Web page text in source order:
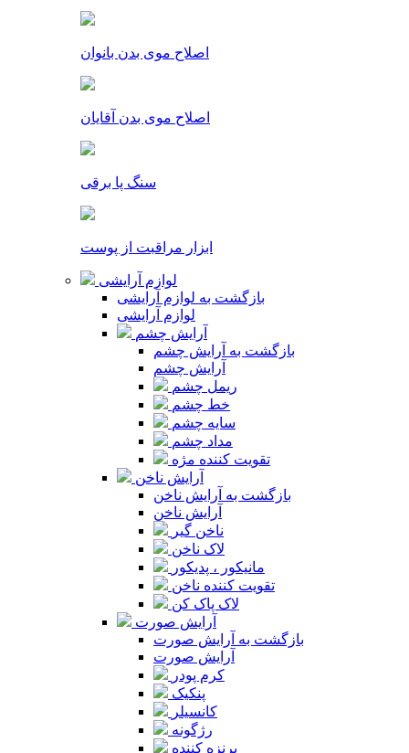
اصلاح موی بدن بانوان
اصلاح موی بدن آقایان
سنگ پا برقی
ابزار مراقبت از پوست
لوازم آرایشی
بازگشت به لوازم آرایشی
لوازم آرایشی
آرایش چشم
بازگشت به آرایش چشم
آرایش چشم
ریمل چشم
خط چشم
سایه چشم
مداد چشم
تقویت کننده مژه
آرایش ناخن
بازگشت به آرایش ناخن
آرایش ناخن
ناخن گیر
لاک ناخن
مانیکور ، پدیکور
تقویت کننده ناخن
لاک پاک کن
آرایش صورت
بازگشت به آرایش صورت
آرایش صورت
کرم پودر
پنکیک
کانسیلر
رژگونه
برنزه کننده